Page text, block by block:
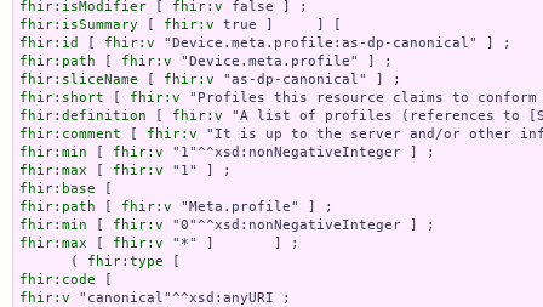
fhir:isModifier [ fhir:v
fhir:isSummary [ fhir:v
fhir:id
[ fhir:v
fhir:path [ fhir:v
fhir:sliceName [ fhir:v
fhir:short [ fhir:v
fhir:definition [ fhir:v
fhir:comment [ fhir:v
fhir:min [ fhir:v
fhir:max [ fhir:v
fhir:base
fhir:path [ fhir:v
fhir:min [ fhir:v
fhir:max [ fhir:v "*" ]       ] ;
      (
fhir:type
fhir:code
fhir:v